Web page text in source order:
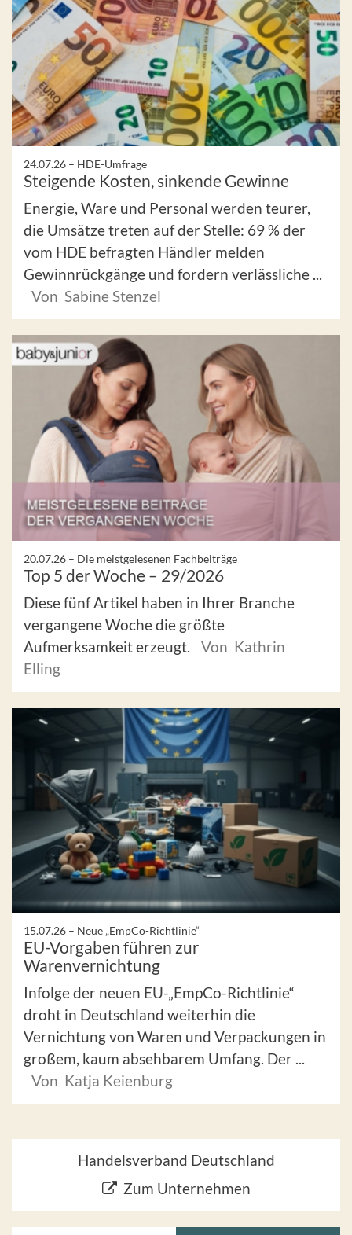
24.07.26 – HDE-Umfrage
Steigende Kosten, sinkende Gewinne
Energie, Ware und Personal werden teurer,
die Umsätze treten auf der Stelle: 69 % der
vom HDE befragten Händler melden
Gewinnrückgänge und fordern verlässliche ...
Von Sabine Stenzel
20.07.26 – Die meistgelesenen Fachbeiträge
Top 5 der Woche – 29/2026
Diese fünf Artikel haben in Ihrer Branche
vergangene Woche die größte
Aufmerksamkeit erzeugt.
Von Kathrin
Elling
15.07.26 – Neue „EmpCo-Richtlinie“
EU-Vorgaben führen zur
Warenvernichtung
Infolge der neuen EU-„EmpCo-Richtlinie“
droht in Deutschland weiterhin die
Vernichtung von Waren und Verpackungen in
großem, kaum absehbarem Umfang. Der ...
Von Katja Keienburg
Handelsverband Deutschland
Zum Unternehmen